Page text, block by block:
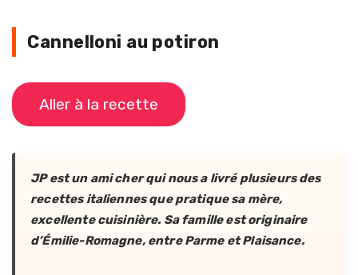
Cannelloni au potiron
Aller à la recette
JP est un ami cher qui nous a livré plusieurs des
recettes italiennes que pratique sa mère,
excellente cuisinière. Sa famille est originaire
d’Émilie-Romagne, entre Parme et Plaisance.